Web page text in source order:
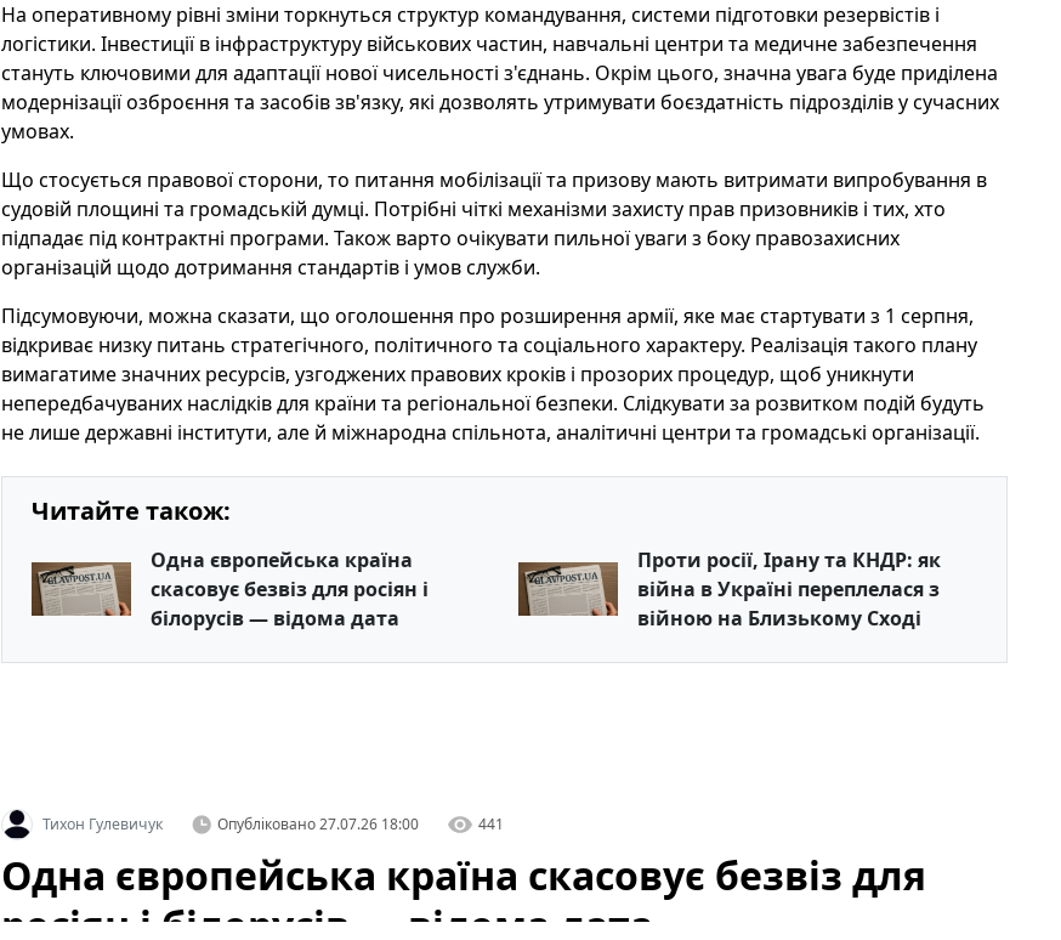
На оперативному рівні зміни торкнуться структур командування, системи підготовки резервістів і
логістики. Інвестиції в інфраструктуру військових частин, навчальні центри та медичне забезпечення
стануть ключовими для адаптації нової чисельності з'єднань. Окрім цього, значна увага буде приділена
модернізації озброєння та засобів зв'язку, які дозволять утримувати боєздатність підрозділів у сучасних
умовах.
Що стосується правової сторони, то питання мобілізації та призову мають витримати випробування в
судовій площині та громадській думці. Потрібні чіткі механізми захисту прав призовників і тих, хто
підпадає під контрактні програми. Також варто очікувати пильної уваги з боку правозахисних
організацій щодо дотримання стандартів і умов служби.
Підсумовуючи, можна сказати, що оголошення про розширення армії, яке має стартувати з 1 серпня,
відкриває низку питань стратегічного, політичного та соціального характеру. Реалізація такого плану
вимагатиме значних ресурсів, узгоджених правових кроків і прозорих процедур, щоб уникнути
непередбачуваних наслідків для країни та регіональної безпеки. Слідкувати за розвитком подій будуть
не лише державні інститути, але й міжнародна спільнота, аналітичні центри та громадські організації.
Читайте також:
Одна європейська країна
скасовує безвіз для росіян і
білорусів — відома дата
Проти росії, Ірану та КНДР: як
війна в Україні переплелася з
війною на Близькому Сході
Тихон Гулевичук Опубліковано27.07.26 18:00 441
Одна європейська країна скасовує безвіз для
росіян і білорусів — відома дата